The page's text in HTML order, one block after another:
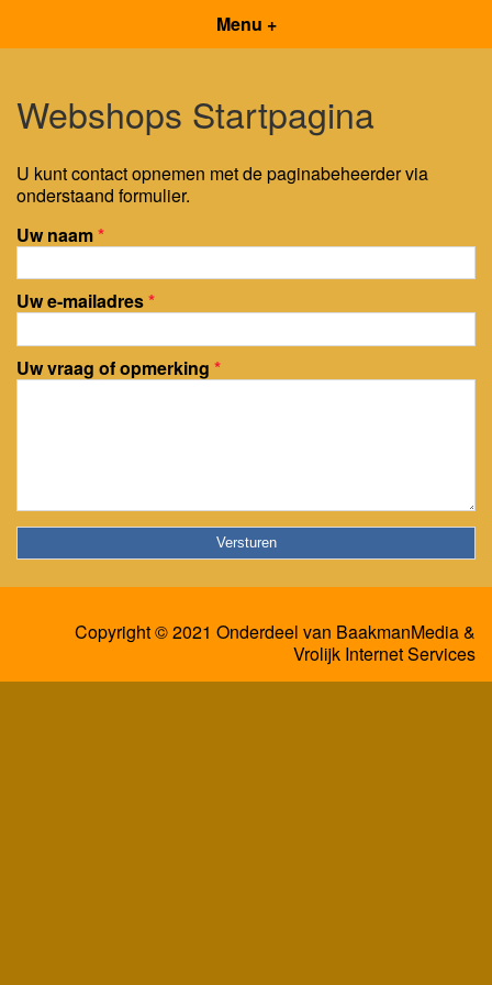
Menu +
Webshops Startpagina
U kunt contact opnemen met de paginabeheerder via
onderstaand formulier.
Uw naam*
Uw e-mailadres*
Uw vraag of opmerking *
Copyright © 2021 Onderdeel van BaakmanMedia&
Vrolijk Internet Services